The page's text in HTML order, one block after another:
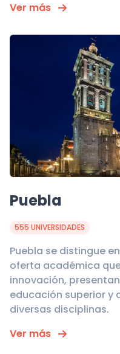
Ver más
Puebla
555 UNIVERSIDADES
Puebla se distingue
oferta académica
innovación,
educación superior y
diversas disciplinas.
Ver más